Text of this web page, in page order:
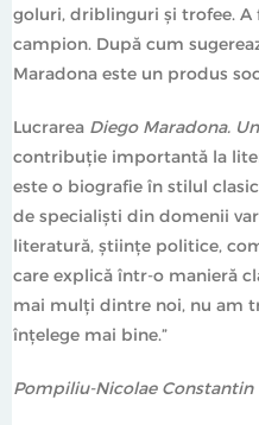
goluri, driblinguri și trofee.
campion. După cum
Maradona este un produs
Lucrarea Diego Maradona.
contribuție importantă la
este o biografie în stilul
de specialiști din domenii
literatură, științe politice,
care explică într-o manieră
mai mulți dintre noi, nu am
înțelege mai bine.”
Pompiliu-Nicolae Constantin